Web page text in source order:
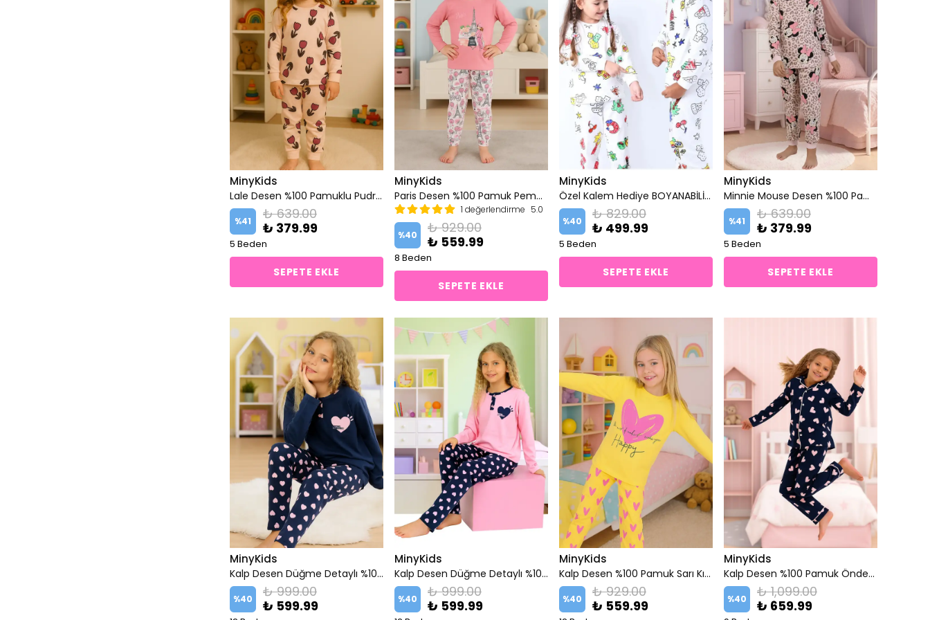
MinyKids
Lale Desen %100 Pamuklu Pudra Pembe Kız Çocuk Pijama Takım
%41
₺ 639.00
₺ 379.99
5 Beden
SEPETE EKLE
MinyKids
Paris Desen %100 Pamuk Pembe Kız Çocuk Pijama Takım
1 değerlendirme 5.0
%40
₺ 929.00
₺ 559.99
8 Beden
SEPETE EKLE
MinyKids
Özel Kalem Hediye BOYANABİLİR Unisex Çocuk Pijama Takımı
%40
₺ 829.00
₺ 499.99
5 Beden
SEPETE EKLE
MinyKids
Minnie Mouse Desen %100 Pamuklu Pembe Kız Çocuk Pijama Takım
%41
₺ 639.00
₺ 379.99
5 Beden
SEPETE EKLE
MinyKids
Kalp Desen Düğme Detaylı %100 Pamuk Lacivert Kız Çocuk Pijama Takım
%40
₺ 999.00
₺ 599.99
MinyKids
Kalp Desen Düğme Detaylı %100 Pamuk Pembe Kız Çocuk Pijama Takım
%40
₺ 999.00
₺ 599.99
MinyKids
Kalp Desen %100 Pamuk Sarı Kız Çocuk Pijama Takım
%40
₺ 929.00
₺ 559.99
MinyKids
Kalp Desen %100 Pamuk Önden Düğmeli Lacivert Kız Çocuk Pijama Takım
%40
₺ 1,099.00
₺ 659.99